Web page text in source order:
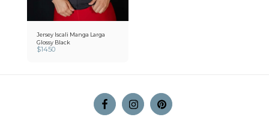
Jersey Iscali Manga Larga
Glossy Black
$1450